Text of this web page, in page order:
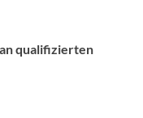
qualifizierten